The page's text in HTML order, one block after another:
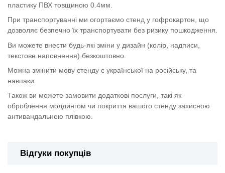
пластику ПВХ товщиною 0.4мм.
При транспортуванні ми огортаємо стенд у гофрокартон, що
дозволяє безпечно їх транспортувати без ризику пошкодження.
Ви можете внести будь-які зміни у дизайн (колір, надписи,
текстове наповнення) безкоштовно.
Можна змінити мову стенду с української на російську, та
навпаки.
Також ви можете замовити додаткові послуги, такі як
оброблення молдингом чи покриття вашого стенду захисною
антивандальною плівкою.
Відгуки покупців